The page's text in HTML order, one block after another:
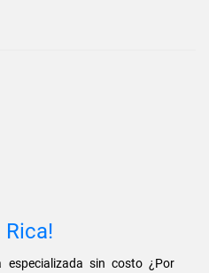
Rica!
especializada sin costo ¿Por